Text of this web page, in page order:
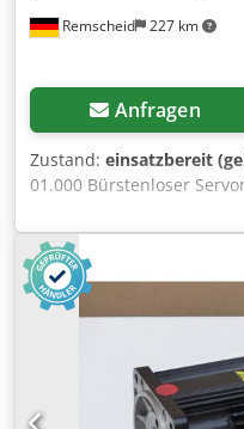
Remscheid 227 km
Anfragen
Zustand: einsatzbereit
01.000 Bürstenloser
SN:350000065
100% funktionsfähig,
Kosten für Verpackung
anfragen! ATTENTION:
packing and transport